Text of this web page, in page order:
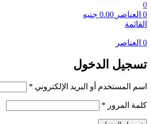
0
0 العناصر 0.00 جنيه
القائمة
0 العناصر
تسجيل الدخول
اسم المستخدم أو البريد الإلكتروني *
كلمة المرور *